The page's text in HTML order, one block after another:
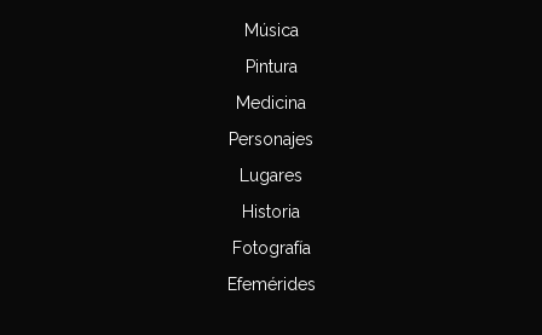
Música
Pintura
Medicina
Personajes
Lugares
Historia
Fotografía
Efemérides